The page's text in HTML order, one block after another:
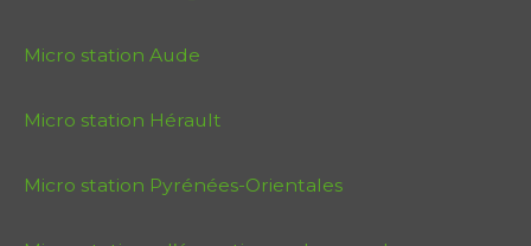
Micro station Aude
Micro station Hérault
Micro station Pyrénées-Orientales